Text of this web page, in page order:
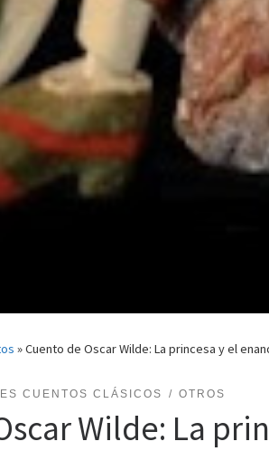
»Cuento de Oscar Wilde: La princesa y el
CUENTOS CLÁSICOS OTROS
Wilde: La